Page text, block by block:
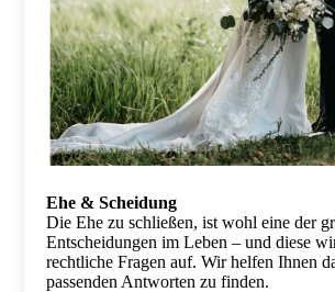
Ehe & Scheidung
Die Ehe zu schließen, ist wohl eine der
Entscheidungen im Leben – und diese
rechtliche Fragen auf. Wir helfen Ihnen
passenden Antworten zu finden.